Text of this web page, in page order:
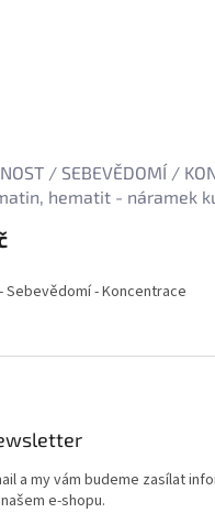
/ SEBEVĚDOMÍ /
hematit - náramek
Sebevědomí - Koncentrace
a my vám budeme zasílat
e-shopu.